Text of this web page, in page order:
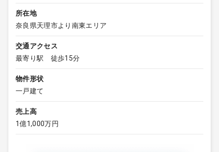
お問合せ
医院の譲渡・売却をお考えの方
所在地
奈良県天理市より南東エリア
交通アクセス
最寄り駅 徒歩15分
物件形状
一戸建て
売上高
1億1,000万円